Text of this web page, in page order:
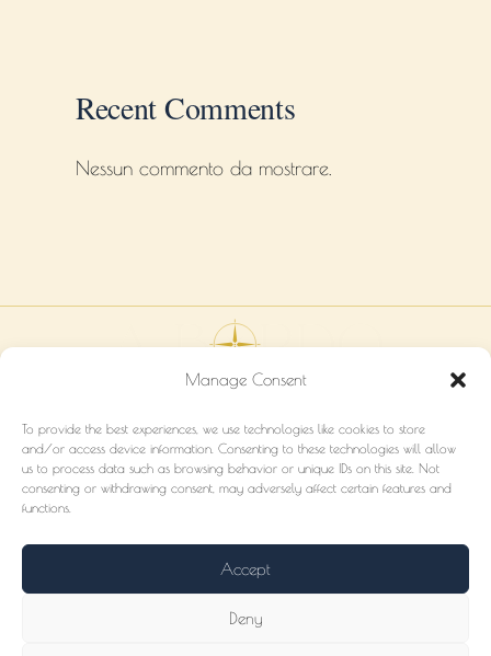
Manage Consent
To provide the best experiences, we use technologies like cookies to store
and/or access device information. Consenting to these technologies will allow
us to process data such as browsing behavior or unique IDs on this site. Not
consenting or withdrawing consent, may adversely affect certain features and
functions.
Accept
Deny
Recent Comments
Nessun commento da mostrare.
MARKETING
Audit gratuito
Soluzioni
Servizi
HUB
Che cos’è?
Porto - GRATIS
Traversata
Partner